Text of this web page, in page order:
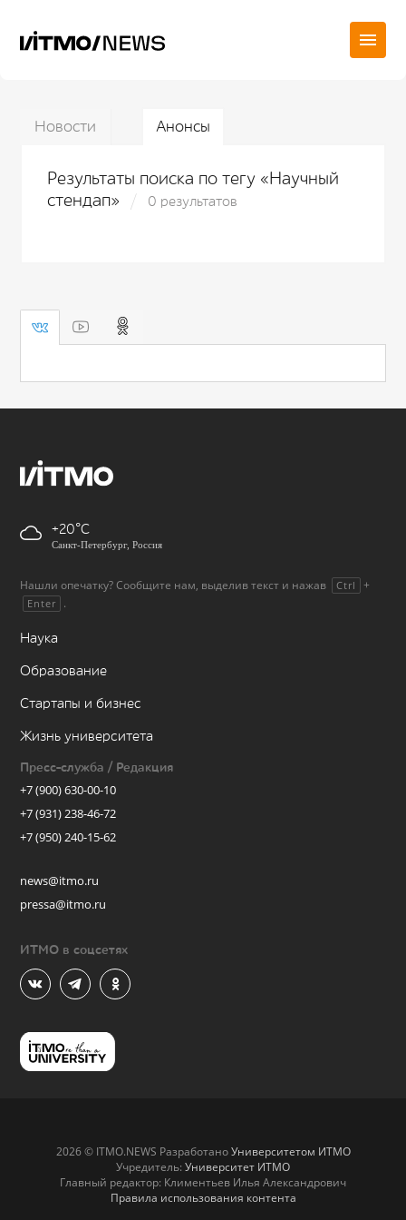
Новости Анонсы
Результаты поиска по тегу «Научный
стендап»
0 результатов
+20
Санкт-Петербург, Россия
Нашли опечатку? Сообщите нам, выделив текст и нажав Ctrl +
Enter .
Наука
Образование
Стартапы и бизнес
Жизнь университета
Пресс-служба / Редакция
+7 (900) 630-00-10
+7 (931) 238-46-72
+7 (950) 240-15-62
news@itmo.ru
pressa@itmo.ru
ИТМО в соцсетях
2026 © ITMO.NEWS РазработаноУниверситетом ИТМО
Учредитель: Университет ИТМО
Главный редактор: Климентьев Илья Александрович
Правила использования контента